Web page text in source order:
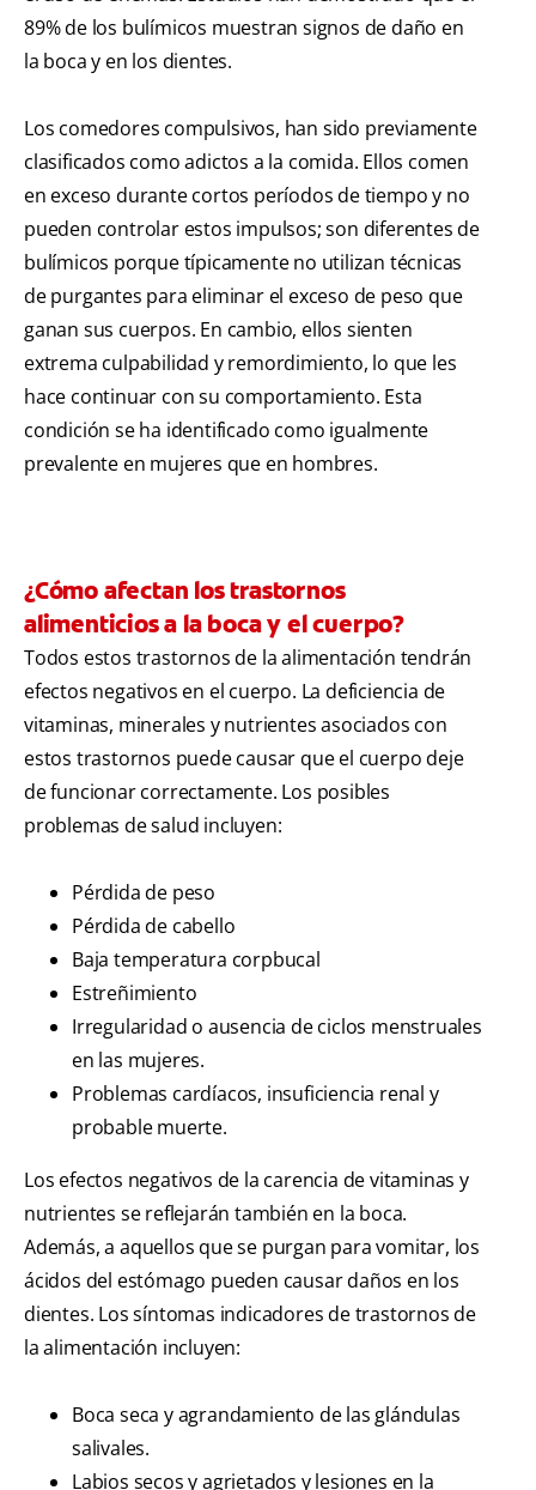
89% de los bulímicos muestran signos de daño en
la boca y en los dientes.
Los comedores compulsivos, han sido previamente
clasificados como adictos a la comida. Ellos comen
en exceso durante cortos períodos de tiempo y no
pueden controlar estos impulsos; son diferentes de
bulímicos porque típicamente no utilizan técnicas
de purgantes para eliminar el exceso de peso que
ganan sus cuerpos. En cambio, ellos sienten
extrema culpabilidad y remordimiento, lo que les
hace continuar con su comportamiento. Esta
condición se ha identificado como igualmente
prevalente en mujeres que en hombres.
¿Cómo afectan los trastornos
alimenticios a la boca y el cuerpo?
Todos estos trastornos de la alimentación tendrán
efectos negativos en el cuerpo. La deficiencia de
vitaminas, minerales y nutrientes asociados con
estos trastornos puede causar que el cuerpo deje
de funcionar correctamente. Los posibles
problemas de salud incluyen:
Pérdida de peso
Pérdida de cabello
Baja temperatura corpbucal
Estreñimiento
Irregularidad o ausencia de ciclos menstruales
en las mujeres.
Problemas cardíacos, insuficiencia renal y
probable muerte.
Los efectos negativos de la carencia de vitaminas y
nutrientes se reflejarán también en la boca.
Además, a aquellos que se purgan para vomitar, los
ácidos del estómago pueden causar daños en los
dientes. Los síntomas indicadores de trastornos de
la alimentación incluyen:
Boca seca y agrandamiento de las glándulas
salivales.
Labios secos y agrietados y lesiones en la